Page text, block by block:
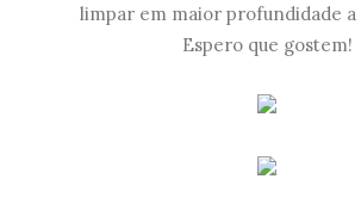
limpar em maior profundidade a
Espero que gostem!